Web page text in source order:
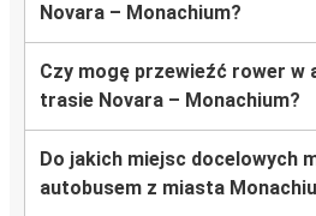
Novara – Monachium?
Czy mogę przewieźć rower w
trasie Novara – Monachium?
Do jakich miejsc docelowych
autobusem z miasta